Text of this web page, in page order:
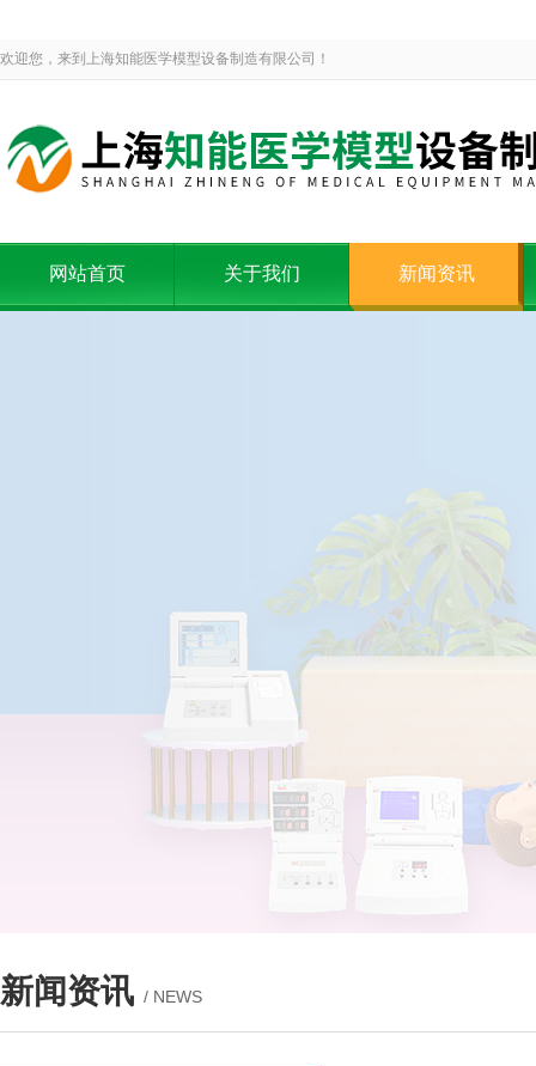
欢迎您，来到上海知能医学模型设备制造有限公司！
网站首页 关于我们 新闻资讯
新闻资讯 / NEWS